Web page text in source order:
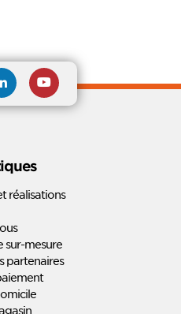
Facebook
nous sur
Suivez-
nous sur
Suivez-
nous sur
réalisations
sur-mesure
partenaires